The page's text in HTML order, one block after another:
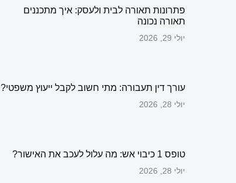
פתרונות תאורה לבית ולעסק: איך מתכננים
תאורה נכונה
יולי 29, 2026
עורך דין תעבורה: מתי חשוב לקבל ייעוץ משפטי?
יולי 28, 2026
טופס 1 כיבוי אש: מה עלול לעכב את האישור?
יולי 28, 2026